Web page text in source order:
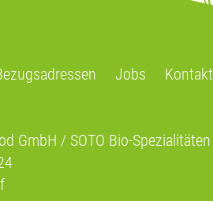
Jobs Kontakt
GmbH / SOTO Bio-Spezialitäten